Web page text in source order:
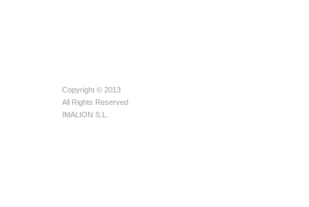
Copyright © 2013
All Rights Reserved
IMALION S.L.